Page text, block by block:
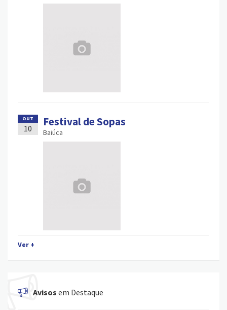
OUT
10 Festival de Sopas
Baiúca
Ver +
Avisos em Destaque